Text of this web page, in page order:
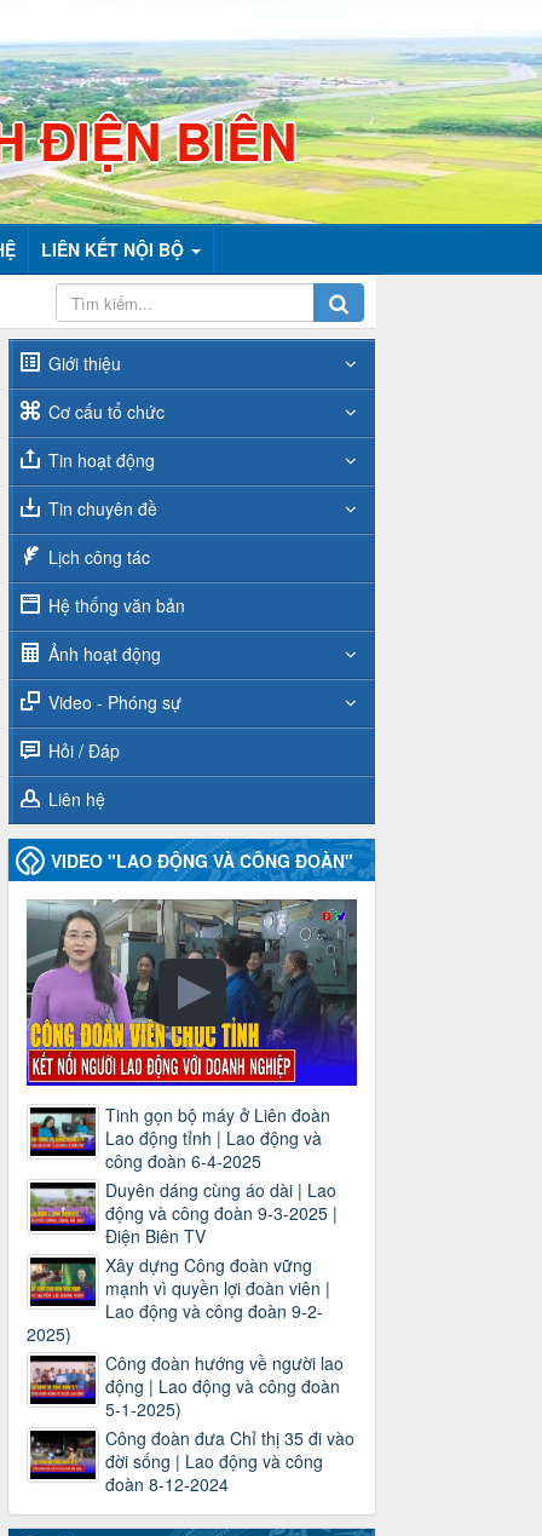
ĐIỆN BIÊN
LIÊN KẾT NỘI BỘ
Giới thiệu
Cơ cấu tổ chức
Tin hoạt động
Tin chuyên đề
Lịch công tác
Hệ thống văn bản
Ảnh hoạt động
Video - Phóng sự
Hỏi / Đáp
Liên hệ
VIDEO "LAO ĐỘNG VÀ CÔNG ĐOÀN"
Tinh gọn bộ máy ở Liên đoàn
Lao động tỉnh | Lao động và
công đoàn 6-4-2025
Duyên dáng cùng áo dài | Lao
động và công đoàn 9-3-2025 |
Điện Biên TV
Xây dựng Công đoàn vững
mạnh vì quyền lợi đoàn viên |
Lao động và công đoàn 9-2-
2025)
Công đoàn hướng về người lao
động | Lao động và công đoàn
5-1-2025)
Công đoàn đưa Chỉ thị 35 đi vào
đời sống | Lao động và công
đoàn 8-12-2024